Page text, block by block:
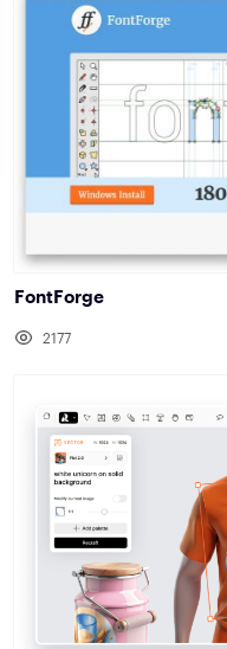
FontForge
2177